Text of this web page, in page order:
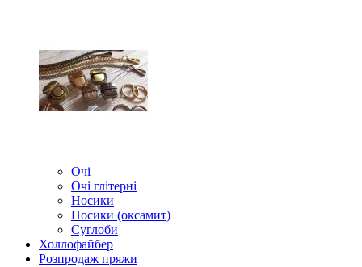
Очі
Очі глітерні
Носики
Носики (оксамит)
Суглоби
Холлофайбер
Розпродаж пряжи